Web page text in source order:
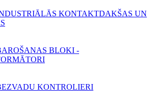
KONTAKTDAKŠAS UN
BLOKI -
KONTROLIERI